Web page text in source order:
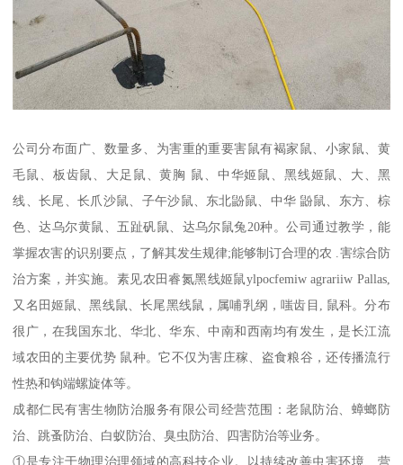
公司分布面广、数量多、为害重的重要害鼠有褐家鼠、小家鼠、黄
毛鼠、板齿鼠、大足鼠、黄胸 鼠、中华姬鼠、黑线姬鼠、大、黑
线、长尾、长爪沙鼠、子午沙鼠、东北鼢鼠、中华 鼢鼠、东方、棕
色、达乌尔黄鼠、五趾矾鼠、达乌尔鼠兔20种。公司通过教学，能
掌握农害的识别要点，了解其发生规律;能够制订合理的农 .害综合防
治方案，并实施。素见农田睿氮黑线姬鼠ylpocfemiw agrariiw Pallas,
又名田姬鼠、黑线鼠、长尾黑线鼠，属哺乳纲，嗤齿目, 鼠科。分布
很广，在我国东北、华北、华东、中南和西南均有发生，是长江流
域农田的主要优势 鼠种。它不仅为害庄稼、盗食粮谷，还传播流行
性热和钩端螺旋体等。
成都仁民有害生物防治服务有限公司经营范围：老鼠防治、蟑螂防
治、跳蚤防治、白蚁防治、臭虫防治、四害防治等业务。
①是专注于物理治理领域的高科技企业。以持续改善虫害环境、营